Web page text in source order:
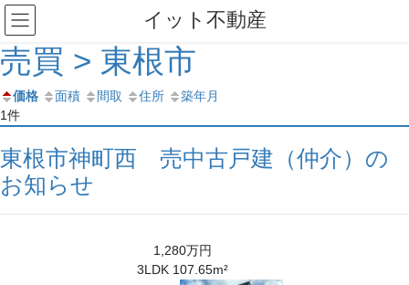
コ
ン
テ
ン
へ
ス
ッ
プ
ナ
ビ
ゲ
ー
ョ
ン
移
動
イット不動産
売買 > 東根市
価格 面積 間取 住所
築年月
1件
東根市神町西 売中古戸建（仲介）の
お知らせ
1,280万円
3LDK 107.65m²